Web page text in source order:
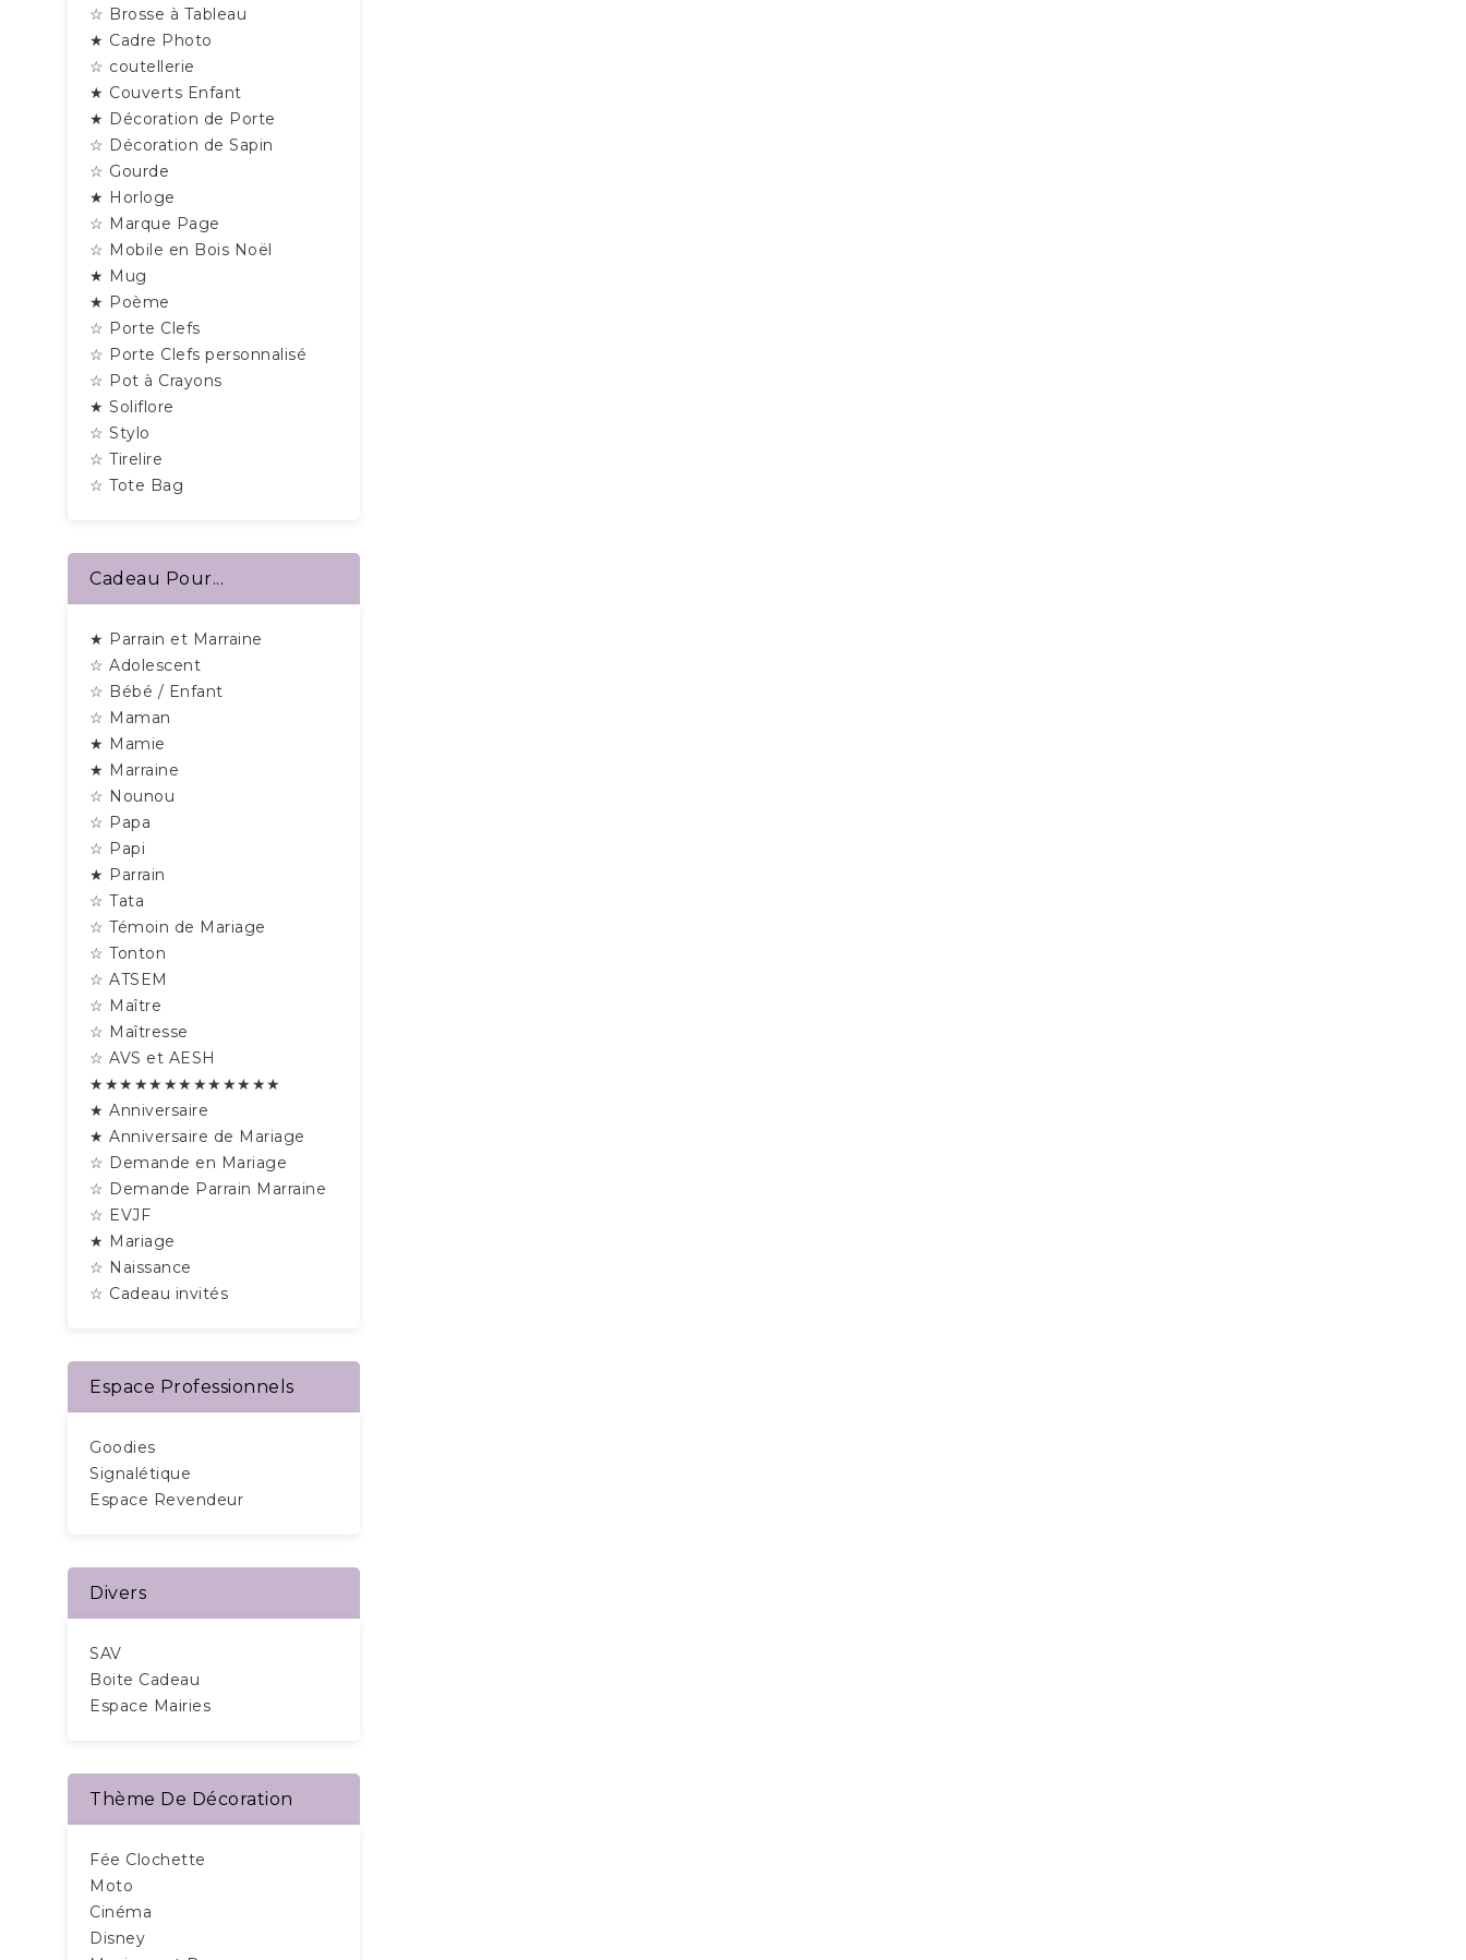
☆ Brosse à Tableau
★ Cadre Photo
☆ coutellerie
★ Couverts Enfant
★ Décoration de Porte
☆ Décoration de Sapin
☆ Gourde
★ Horloge
☆ Marque Page
☆ Mobile en Bois Noël
★ Mug
★ Poème
☆ Porte Clefs
☆ Porte Clefs personnalisé
☆ Pot à Crayons
★ Soliflore
☆ Stylo
☆ Tirelire
☆ Tote Bag
Cadeau Pour...
★ Parrain et Marraine
☆ Adolescent
☆ Bébé / Enfant
☆ Maman
★ Mamie
★ Marraine
☆ Nounou
☆ Papa
☆ Papi
★ Parrain
☆ Tata
☆ Témoin de Mariage
☆ Tonton
☆ ATSEM
☆ Maître
☆ Maîtresse
☆ AVS et AESH
★★★★★★★★★★★★★
★ Anniversaire
★ Anniversaire de Mariage
☆ Demande en Mariage
☆ Demande Parrain Marraine
☆ EVJF
★ Mariage
☆ Naissance
☆ Cadeau invités
Espace Professionnels
Goodies
Signalétique
Espace Revendeur
Divers
SAV
Boite Cadeau
Espace Mairies
Thème De Décoration
Fée Clochette
Moto
Cinéma
Disney